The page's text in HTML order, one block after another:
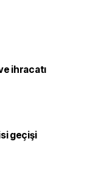
ihracatı
geçişi